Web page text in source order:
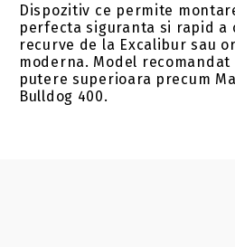
Dispozitiv ce permite
perfecta siguranta si rapid a
recurve de la Excalibur sau
moderna. Model
putere superioara precum
Bulldog 400.